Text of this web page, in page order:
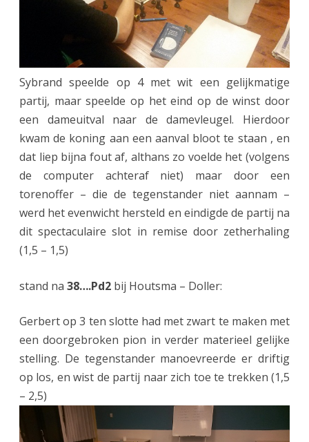
e
i
n
c
i
j
e
r
a
a
r
t
Sybrand speelde op 4 met wit een gelijkmatige
partij, maar speelde op het eind op de winst door
een dameuitval naar de damevleugel. Hierdoor
kwam de koning aan een aanval bloot te staan , en
dat liep bijna fout af, althans zo voelde het (volgens
de computer achteraf niet) maar door een
torenoffer – die de tegenstander niet aannam –
werd het evenwicht hersteld en eindigde de partij na
dit spectaculaire slot in remise door zetherhaling
(1,5 – 1,5)
stand na 38….Pd2 bij Houtsma – Doller:
Gerbert op 3 ten slotte had met zwart te maken met
een doorgebroken pion in verder materieel gelijke
stelling. De tegenstander manoevreerde er driftig
op los, en wist de partij naar zich toe te trekken (1,5
– 2,5)